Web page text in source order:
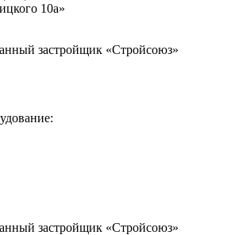
10а»
застройщик «Стройсоюз»
застройщик «Стройсоюз»